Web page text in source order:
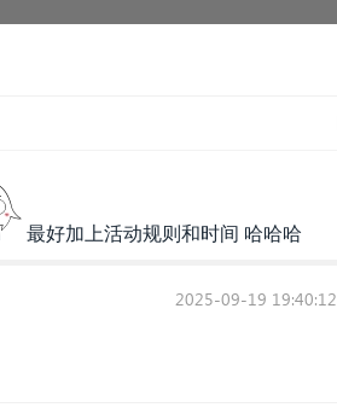
最好加上活动规则和时间 哈哈哈
2025-09-19 19:40:12